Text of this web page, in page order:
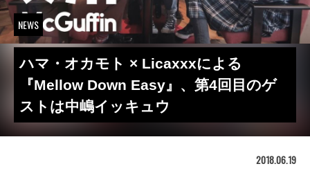
NEWS
ハマ・オカモト × Licaxxxによる
『Mellow Down Easy』、第4回目のゲ
ストは中嶋イッキュウ
2018.06.19